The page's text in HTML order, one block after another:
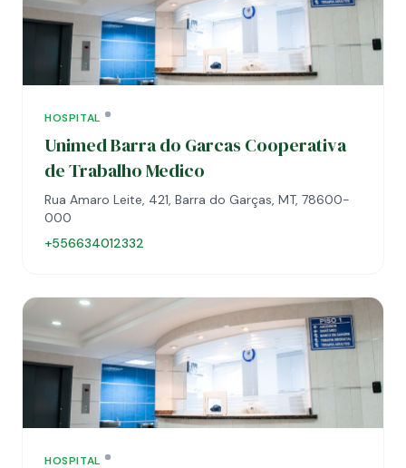
HOSPITAL
Unimed Barra do Garcas Cooperativa
de Trabalho Medico
Rua Amaro Leite, 421, Barra do Garças, MT, 78600-
000
+556634012332
HOSPITAL